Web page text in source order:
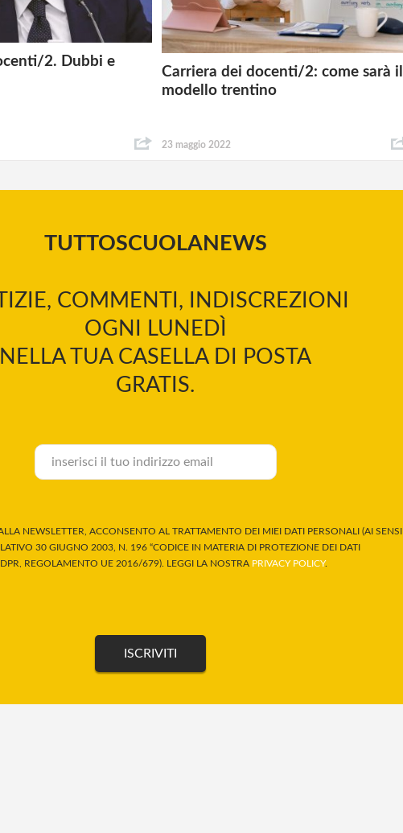
2. Dubbi e
Carriera dei docenti/2: come sarà il
modello trentino
23 maggio 2022
TUTTOSCUOLANEWS
COMMENTI, INDISCREZIONI
OGNI LUNEDÌ
NELLA TUA CASELLA DI POSTA
GRATIS.
NEWSLETTER, ACCONSENTO AL TRATTAMENTO DEI MIEI DATI PERSONALI (AI SENSI
30 GIUGNO 2003, N. 196 “CODICE IN MATERIA DI PROTEZIONE DEI DATI
REGOLAMENTO UE 2016/679). LEGGI LA NOSTRA PRIVACY POLICY.